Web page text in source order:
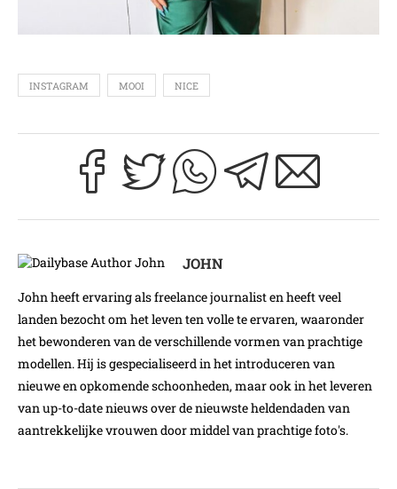
INSTAGRAM MOOI NICE
JOHN
John heeft ervaring als freelance journalist en heeft veel
landen bezocht om het leven ten volle te ervaren, waaronder
het bewonderen van de verschillende vormen van prachtige
modellen. Hij is gespecialiseerd in het introduceren van
nieuwe en opkomende schoonheden, maar ook in het leveren
van up-to-date nieuws over de nieuwste heldendaden van
aantrekkelijke vrouwen door middel van prachtige foto's.